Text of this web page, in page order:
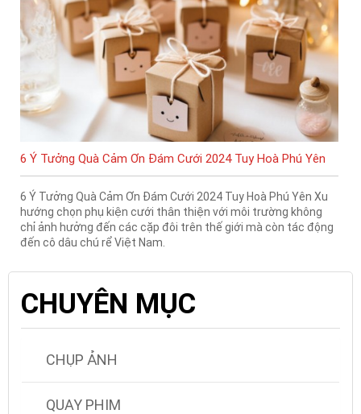
6 Ý Tưởng Quà Cảm Ơn Đám Cưới 2024 Tuy Hoà Phú Yên
6 Ý Tưởng Quà Cảm Ơn Đám Cưới 2024 Tuy Hoà Phú Yên Xu
hướng chọn phụ kiện cưới thân thiện với môi trường không
chỉ ảnh hưởng đến các cặp đôi trên thế giới mà còn tác động
đến cô dâu chú rể Việt Nam.
CHUYÊN MỤC
CHỤP ẢNH
QUAY PHIM